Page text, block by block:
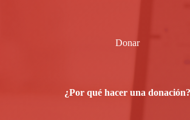
Donar
¿Por qué hacer una donación?